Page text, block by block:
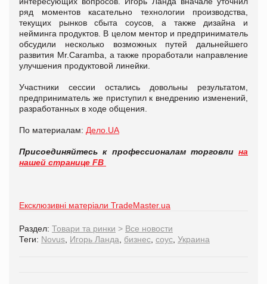
ряд моментов касательно технологии производства,
текущих рынков сбыта соусов, а также дизайна и
нейминга продуктов. В целом ментор и предприниматель
обсудили несколько возможных путей дальнейшего
развития Mr.Caramba, а также проработали направление
улучшения продуктовой линейки.
Участники сессии остались довольны результатом,
предприниматель же приступил к внедрению изменений,
разработанных в ходе общения.
По материалам: Дело.UA
Присоединяйтесь к профессионалам торговли на
нашей странице FB
Ексклюзивні матеріали TradeMaster.ua
Раздел: Товари та ринки > Все новости
Теги: Novus Игорь Ланда бизнес соус Украина